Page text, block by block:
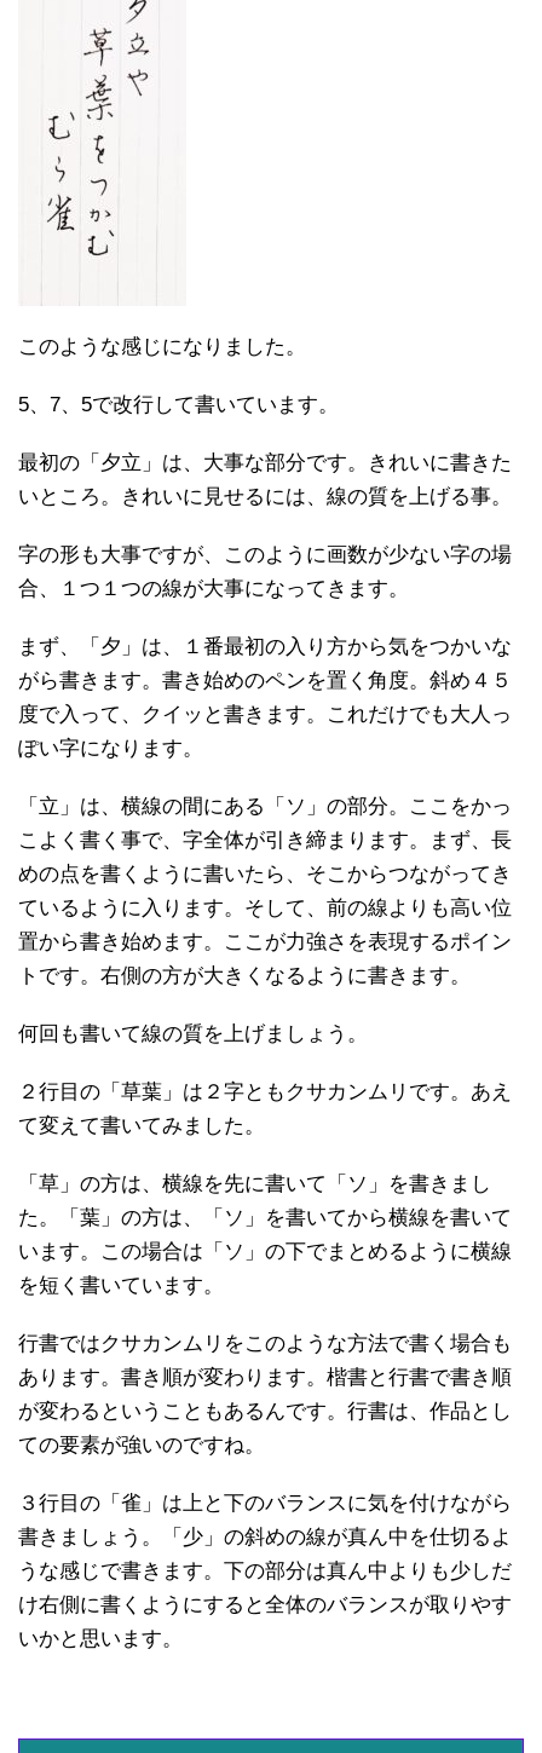
このような感じになりました。
5、7、5で改行して書いています。
最初の「夕立」は、大事な部分です。きれいに書きた
いところ。きれいに見せるには、線の質を上げる事。
字の形も大事ですが、このように画数が少ない字の場
合、１つ１つの線が大事になってきます。
まず、「夕」は、１番最初の入り方から気をつかいな
がら書きます。書き始めのペンを置く角度。斜め４５
度で入って、クイッと書きます。これだけでも大人っ
ぽい字になります。
「立」は、横線の間にある「ソ」の部分。ここをかっ
こよく書く事で、字全体が引き締まります。まず、長
めの点を書くように書いたら、そこからつながってき
ているように入ります。そして、前の線よりも高い位
置から書き始めます。ここが力強さを表現するポイン
トです。右側の方が大きくなるように書きます。
何回も書いて線の質を上げましょう。
２行目の「草葉」は２字ともクサカンムリです。あえ
て変えて書いてみました。
「草」の方は、横線を先に書いて「ソ」を書きまし
た。「葉」の方は、「ソ」を書いてから横線を書いて
います。この場合は「ソ」の下でまとめるように横線
を短く書いています。
行書ではクサカンムリをこのような方法で書く場合も
あります。書き順が変わります。楷書と行書で書き順
が変わるということもあるんです。行書は、作品とし
ての要素が強いのですね。
３行目の「雀」は上と下のバランスに気を付けながら
書きましょう。「少」の斜めの線が真ん中を仕切るよ
うな感じで書きます。下の部分は真ん中よりも少しだ
け右側に書くようにすると全体のバランスが取りやす
いかと思います。